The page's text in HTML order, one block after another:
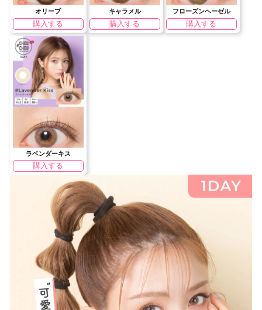
オリーブ
購入する
キャラメル
購入する
フローズンヘーゼル
購入する
ラベンダーキス
購入する